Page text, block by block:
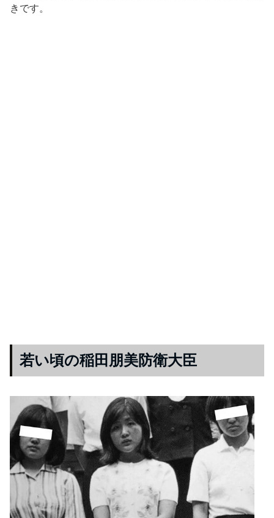
きです。
若い頃の稲田朋美防衛大臣